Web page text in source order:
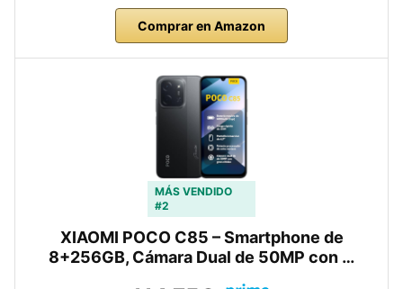
Comprar en Amazon
MÁS VENDIDO
#2
XIAOMI POCO C85 – Smartphone de
8+256GB, Cámara Dual de 50MP con …